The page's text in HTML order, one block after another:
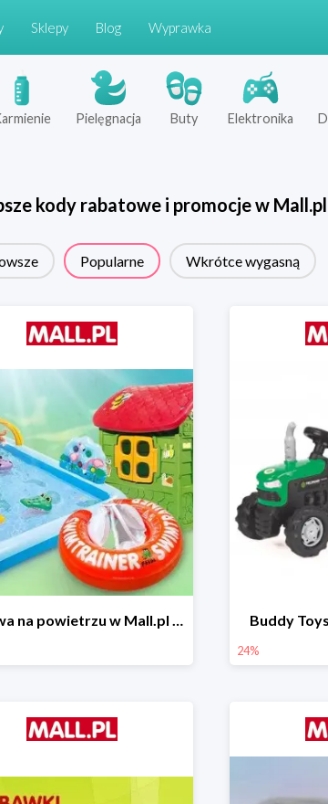
Sklepy Blog Wyprawka
Pielęgnacja Buty Elektronika
kody rabatowe i promocje w Mall.pl
Popularne Wkrótce wygasną
Zabawa na powietrzu w Mall.pl do -50% Buddy
24%